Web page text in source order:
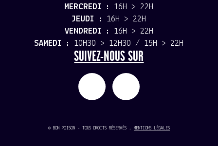
MERCREDI : 16H > 22H
JEUDI : 16H > 22H
VENDREDI : 16H > 22H
SAMEDI : 10H30 > 12H30 / 15H > 22H
SUIVEZ-NOUS SUR
© BON POISON - TOUS DROITS RÉSERVÉS . MENTIONS LÉGALES